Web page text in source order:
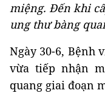
miệng. Đến khi
ung thư bàng
Ngày 30-6, Bệnh
vừa tiếp nhận
quang giai đoạn